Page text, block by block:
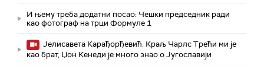
И њему треба додатни посао: Чешки председник ради
као фотограф на трци Формуле 1
Јелисавета Карађорђевић: Краљ Чарлс Трећи ми је
као брат, Џон Кенеди је много знао о Југославији